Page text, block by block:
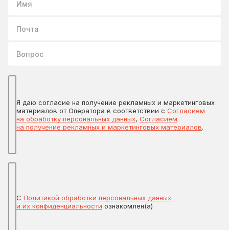
Я даю согласие на получение рекламных и маркетинговых
материалов от Оператора в соответствии с Согласием
на обработку персональных данных, Согласием
на получение рекламных и маркетинговых материалов.
С Политикой обработки персональных данных
и их конфиденциальности ознакомлен(а)